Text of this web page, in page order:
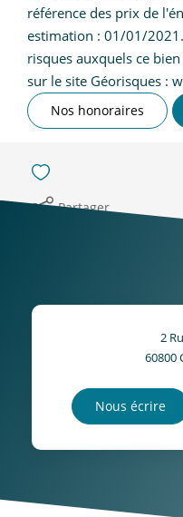
référence des prix de
estimation : 01/01/
risques auxquels ce
sur le site Géorisques :
Nos honoraires
Partager
2
60800
Nous écrire